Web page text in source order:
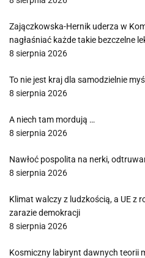
Zajączkowska-Hernik uderza w
nagłaśniać każde takie bezczelne
8 sierpnia 2026
To nie jest kraj dla samodzielnie
8 sierpnia 2026
A niech tam mordują …
8 sierpnia 2026
Nawłoć pospolita na nerki,
8 sierpnia 2026
Klimat walczy z ludzkością, a UE z
zarazie demokracji
8 sierpnia 2026
Kosmiczny labirynt dawnych teorii